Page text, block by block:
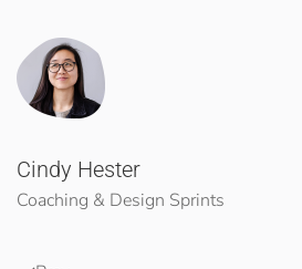
Cindy Hester
Coaching & Design Sprints